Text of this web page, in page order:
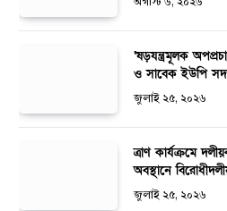
অগাস্ট ৬, ২০২৬
‘ষড়যন্ত্রমূলক
ও সাবেক ইউপি
জুলাই ২৫, ২০২৬
ত্রাণ কার্যক্রমে
অবস্থানে
জুলাই ২৫, ২০২৬